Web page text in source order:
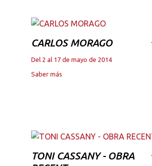
CARLOS MORAGO
Del 2 al 17 de mayo de 2014
Saber más
TONI CASSANY - OBRA